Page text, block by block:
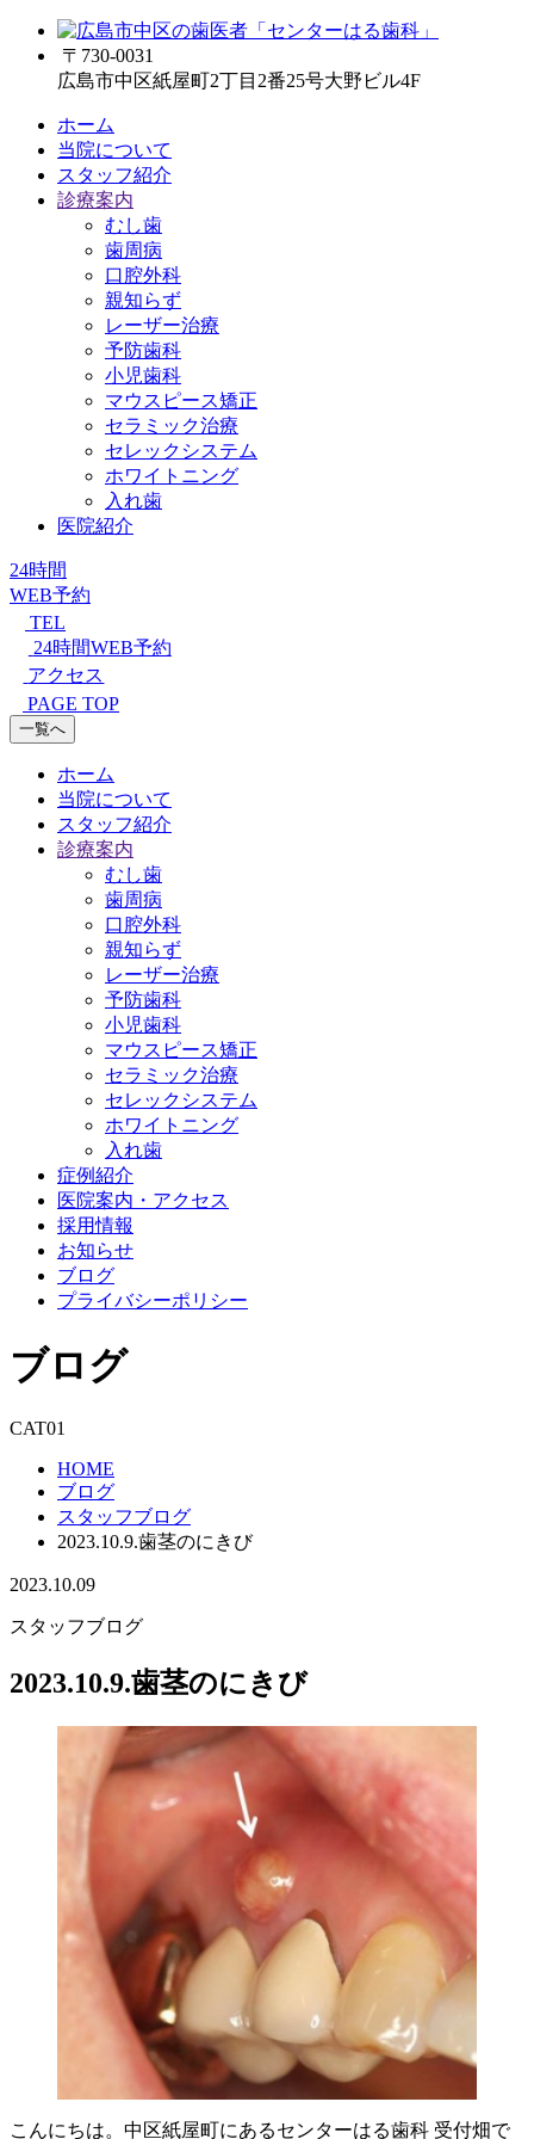
〒730-0031
広島市中区紙屋町2丁目2番25号大野ビル4F
ホーム
当院について
スタッフ紹介
診療案内
むし歯
歯周病
口腔外科
親知らず
レーザー治療
予防歯科
小児歯科
マウスピース矯正
セラミック治療
セレックシステム
ホワイトニング
入れ歯
医院紹介
24時間
WEB予約
TEL
24時間WEB予約
アクセス
PAGE TOP
一覧へ
ホーム
当院について
スタッフ紹介
診療案内
むし歯
歯周病
口腔外科
親知らず
レーザー治療
予防歯科
小児歯科
マウスピース矯正
セラミック治療
セレックシステム
ホワイトニング
入れ歯
症例紹介
医院案内・アクセス
採用情報
お知らせ
ブログ
プライバシーポリシー
ブログ
CAT01
HOME
ブログ
スタッフブログ
2023.10.9.歯茎のにきび
2023.10.09
スタッフブログ
2023.10.9.歯茎のにきび
こんにちは。中区紙屋町にあるセンターはる歯科 受付畑で